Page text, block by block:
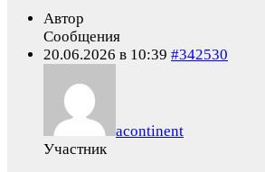
Автор
Сообщения
20.06.2026 в 10:39 #342530
acontinent
Участник